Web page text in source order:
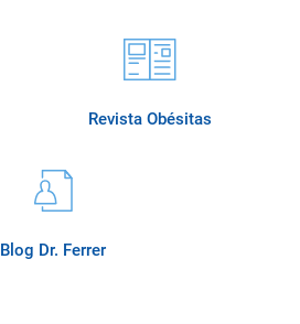
Revista Obésitas
Blog Dr. Ferrer